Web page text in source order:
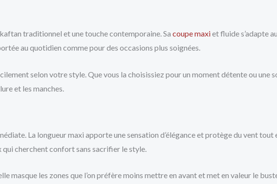
traditionnel et une touche contemporaine. Sa coupe maxiet fluide s’adapte
au quotidien comme pour des occasions plus soignées.
selon votre style. Que vous la choisissiez pour un moment détente ou une
et les manches.
La longueur maxi apporte une sensation d’élégance et protège du vent tout
cherchent confort sans sacrifier le style.
masque les zones que l’on préfère moins mettre en avant et met en valeur le